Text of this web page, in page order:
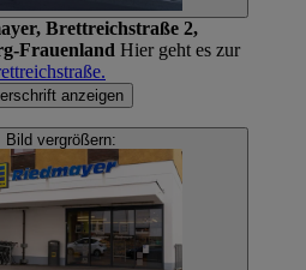
Brettreichstraße 2,
Frauenland Hier geht es zur
anzeigen
Bild vergrößern: